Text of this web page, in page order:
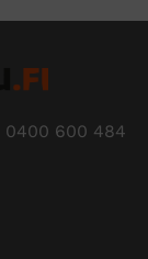
0400 600 484